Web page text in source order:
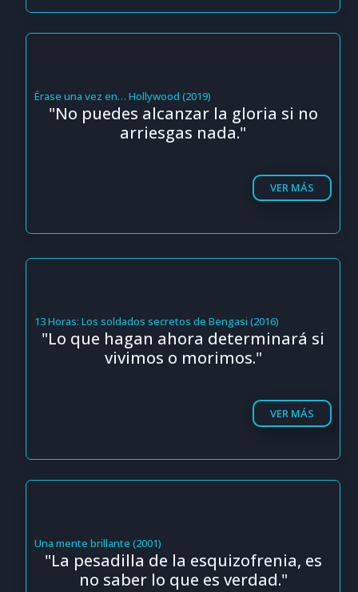
Érase una vez en… Hollywood (2019)
"No puedes alcanzar la gloria si no
arriesgas nada."
VER MÁS
13 Horas: Los soldados secretos de Bengasi (2016)
"Lo que hagan ahora determinará si
vivimos o morimos."
VER MÁS
Una mente brillante (2001)
"La pesadilla de la esquizofrenia, es
no saber lo que es verdad."